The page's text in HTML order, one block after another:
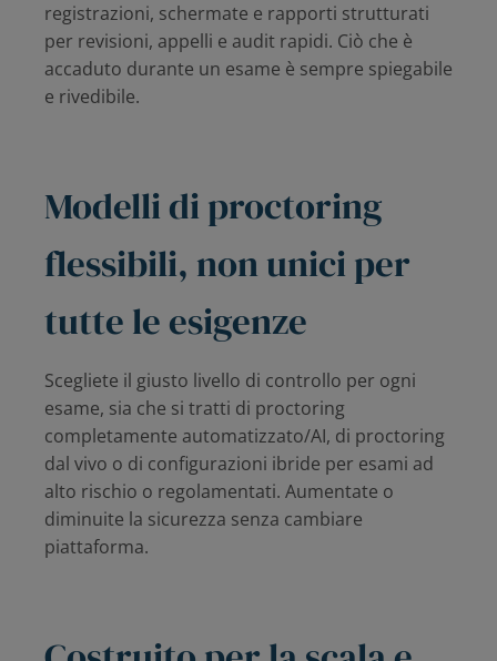
registrazioni, schermate e rapporti strutturati
per revisioni, appelli e audit rapidi. Ciò che è
accaduto durante un esame è sempre spiegabile
e rivedibile.
Modelli di proctoring
flessibili, non unici per
tutte le esigenze
Scegliete il giusto livello di controllo per ogni
esame, sia che si tratti di proctoring
completamente automatizzato/AI, di proctoring
dal vivo o di configurazioni ibride per esami ad
alto rischio o regolamentati. Aumentate o
diminuite la sicurezza senza cambiare
piattaforma.